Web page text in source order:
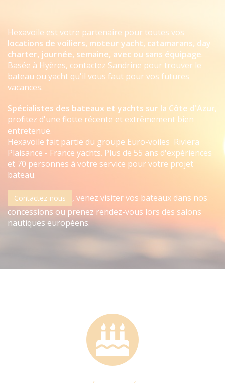
Hexavoile est votre partenaire pour toutes vos
locations de voiliers, moteur yacht, catamarans, day
charter, journée, semaine, avec ou sans équipage.
Basée à Hyères, contactez Sandrine pour trouver le
bateau ou yacht qu'il vous faut pour vos futures
vacances.
Spécialistes des bateaux et yachts sur la Côte d'Azur,
profitez d'une flotte récente et extrêmement bien
entretenue.
Hexavoile fait partie du groupe Euro-voiles Riviera
Plaisance - France yachts. Plus de 55 ans d'expériences
et 70 personnes à votre service pour votre projet
bateau.
Contactez-nous
, venez visiter vos bateaux dans nos
concessions ou prenez rendez-vous lors des salons
nautiques européens.